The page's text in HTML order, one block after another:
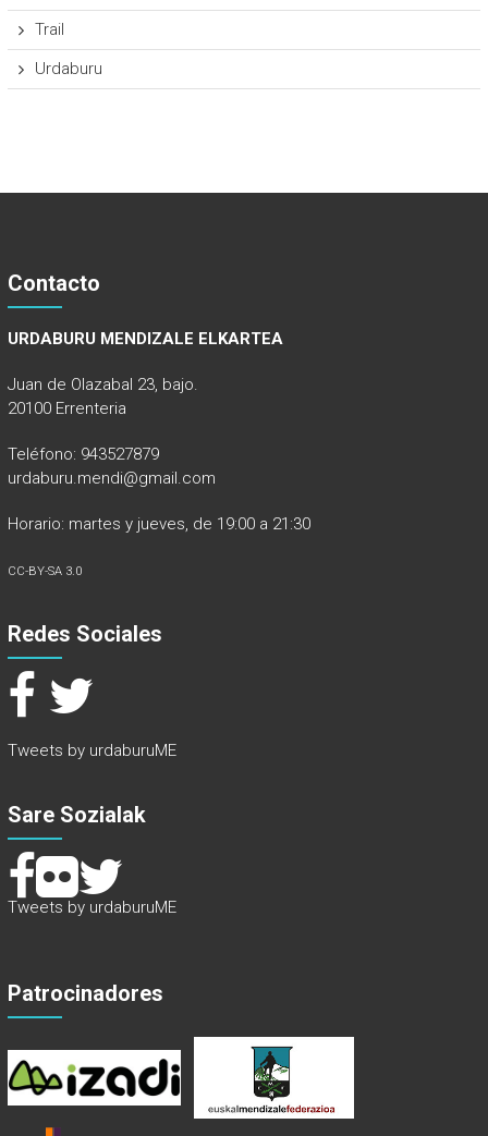
Trail
Urdaburu
Contacto
URDABURU MENDIZALE ELKARTEA
Juan de Olazabal 23, bajo.
20100 Errenteria
Teléfono: 943527879
urdaburu.mendi@gmail.com
Horario: martes y jueves, de 19:00 a 21:30
CC-BY-SA 3.0
Redes Sociales
Tweets by urdaburuME
Sare Sozialak
Tweets by urdaburuME
Patrocinadores